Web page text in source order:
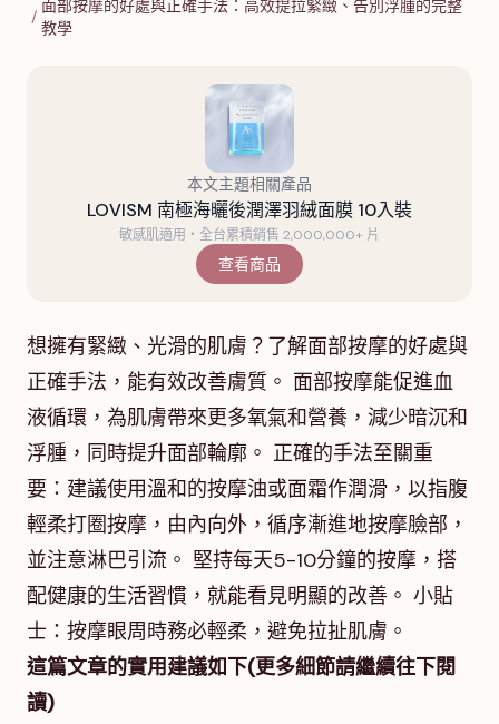
/
面部按摩的好處與正確手法：高效提拉緊緻、告別浮腫的完整
教學
本文主題相關產品
LOVISM 南極海曬後潤澤羽絨面膜 10入裝
敏感肌適用・全台累積銷售 2,000,000+ 片
查看商品
想擁有緊緻、光滑的肌膚？了解面部按摩的好處與
正確手法，能有效改善膚質。 面部按摩能促進血
液循環，為肌膚帶來更多氧氣和營養，減少暗沉和
浮腫，同時提升面部輪廓。 正確的手法至關重
要：建議使用溫和的按摩油或面霜作潤滑，以指腹
輕柔打圈按摩，由內向外，循序漸進地按摩臉部，
並注意淋巴引流。 堅持每天5-10分鐘的按摩，搭
配健康的生活習慣，就能看見明顯的改善。 小貼
士：按摩眼周時務必輕柔，避免拉扯肌膚。
這篇文章的實用建議如下(更多細節請繼續往下閱
讀)